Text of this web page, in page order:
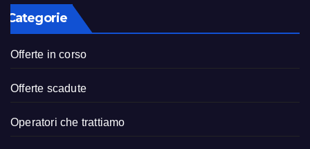
Categorie
Offerte in corso
Offerte scadute
Operatori che trattiamo